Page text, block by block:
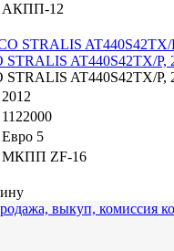
АКПП-12
STRALIS AT440S42TX/P,
STRALIS AT440S42TX/P,
2012
1122000
Евро 5
МКПП ZF-16
выкуп, комиссия